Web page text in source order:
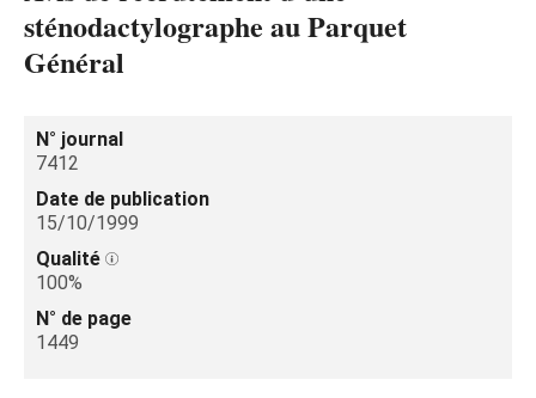
sténodactylographe au Parquet
Général
N° journal
7412
Date de publication
15/10/1999
Qualité
100%
N° de page
1449